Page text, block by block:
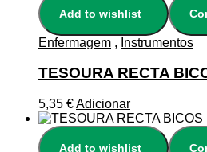
Add to wishlist
Enfermagem , Instrumentos
TESOURA RECTA
5,35 €Adicionar
Add to wishlist